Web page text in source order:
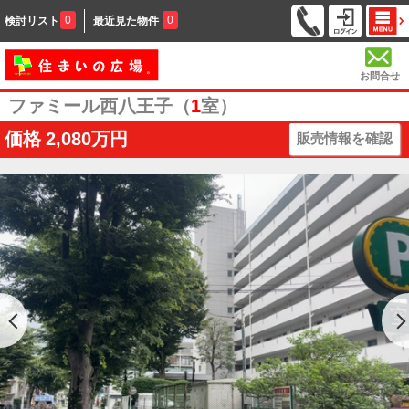
検討リスト 0 最近見た物件 0
お問合せ
ファミール西八王子（1室）
価格 2,080万円 販売情報を確認